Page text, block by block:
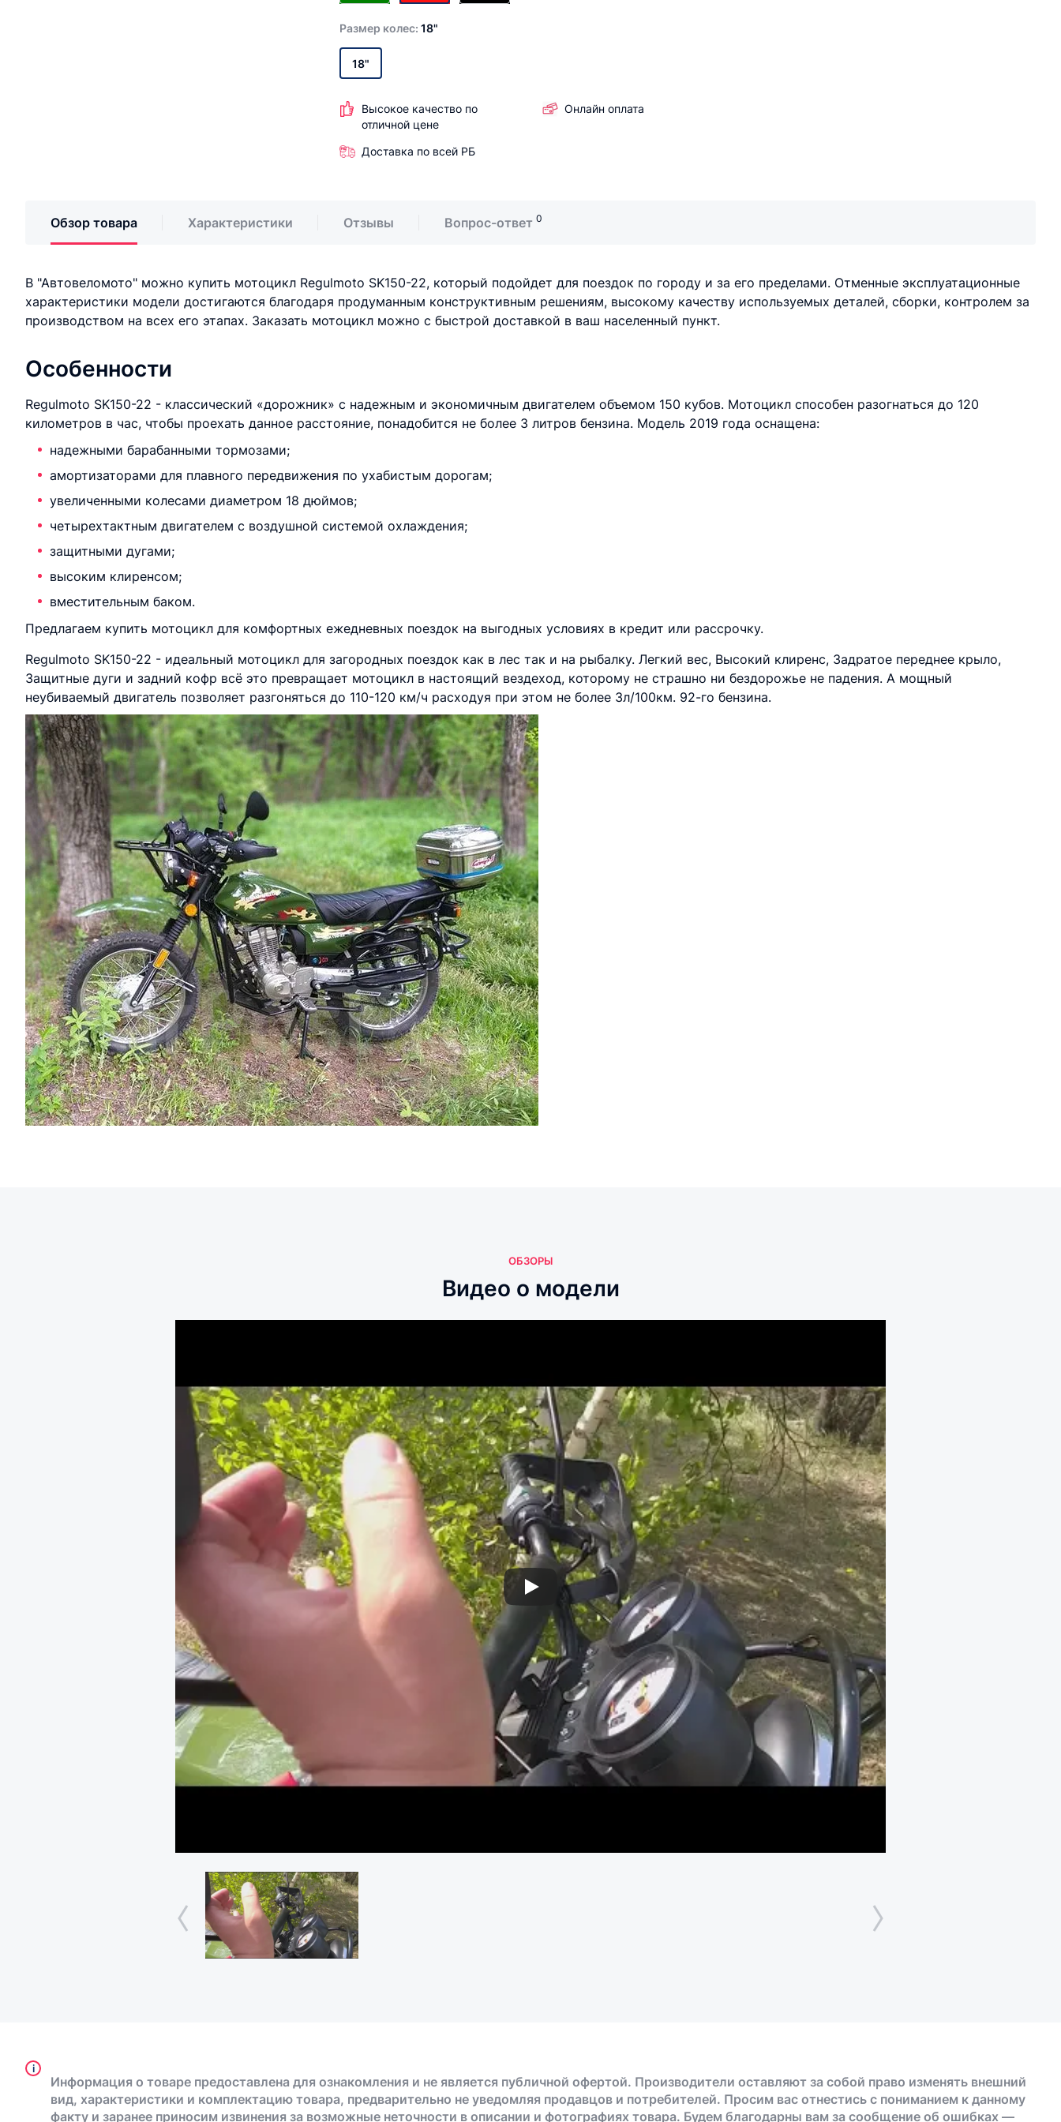
Размер колес: 18"
18"
Высокое качество по
отличной цене
Онлайн оплата
Доставка по всей РБ
Обзор товара Характеристики Отзывы Вопрос-ответ 0
В "Автовеломото" можно купить мотоцикл Regulmoto SK150-22, который подойдет для поездок по городу и за его пределами. Отменные эксплуатационные
характеристики модели достигаются благодаря продуманным конструктивным решениям, высокому качеству используемых деталей, сборки, контролем за
производством на всех его этапах. Заказать мотоцикл можно с быстрой доставкой в ваш населенный пункт.
Особенности
Regulmoto SK150-22 - классический «дорожник» с надежным и экономичным двигателем объемом 150 кубов. Мотоцикл способен разогнаться до 120
километров в час, чтобы проехать данное расстояние, понадобится не более 3 литров бензина. Модель 2019 года оснащена:
надежными барабанными тормозами;
амортизаторами для плавного передвижения по ухабистым дорогам;
увеличенными колесами диаметром 18 дюймов;
четырехтактным двигателем с воздушной системой охлаждения;
защитными дугами;
высоким клиренсом;
вместительным баком.
Предлагаем купить мотоцикл для комфортных ежедневных поездок на выгодных условиях в кредит или рассрочку.
Regulmoto SK150-22 - идеальный мотоцикл для загородных поездок как в лес так и на рыбалку. Легкий вес, Высокий клиренс, Задратое переднее крыло,
Защитные дуги и задний кофр всё это превращает мотоцикл в настоящий вездеход, которому не страшно ни бездорожье не падения. А мощный
неубиваемый двигатель позволяет разгоняться до 110-120 км/ч расходуя при этом не более 3л/100км. 92-го бензина.
ОБЗОРЫ
Видео о модели
i
Информация о товаре предоставлена для ознакомления и не является публичной офертой. Производители оставляют за собой право изменять внешний
вид, характеристики и комплектацию товара, предварительно не уведомляя продавцов и потребителей. Просим вас отнестись с пониманием к данному
факту и заранее приносим извинения за возможные неточности в описании и фотографиях товара. Будем благодарны вам за сообщение об ошибках —